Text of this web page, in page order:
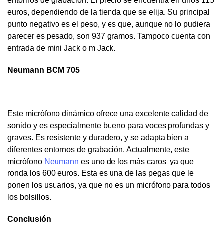
euros, dependiendo de la tienda que se elija. Su principal
punto negativo es el peso, y es que, aunque no lo pudiera
parecer es pesado, son 937 gramos. Tampoco cuenta con
entrada de mini Jack o m Jack.
Neumann BCM 705
Este micrófono dinámico ofrece una excelente calidad de
sonido y es especialmente bueno para voces profundas y
graves. Es resistente y duradero, y se adapta bien a
diferentes entornos de grabación. Actualmente, este
micrófono Neumann es uno de los más caros, ya que
ronda los 600 euros. Esta es una de las pegas que le
ponen los usuarios, ya que no es un micrófono para todos
los bolsillos.
Conclusión